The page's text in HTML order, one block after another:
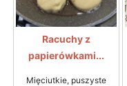
Racuchy z
papierówkami...
Mięciutkie, puszyste